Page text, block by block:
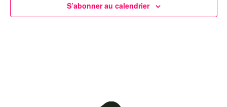
S’abonner au calendrier